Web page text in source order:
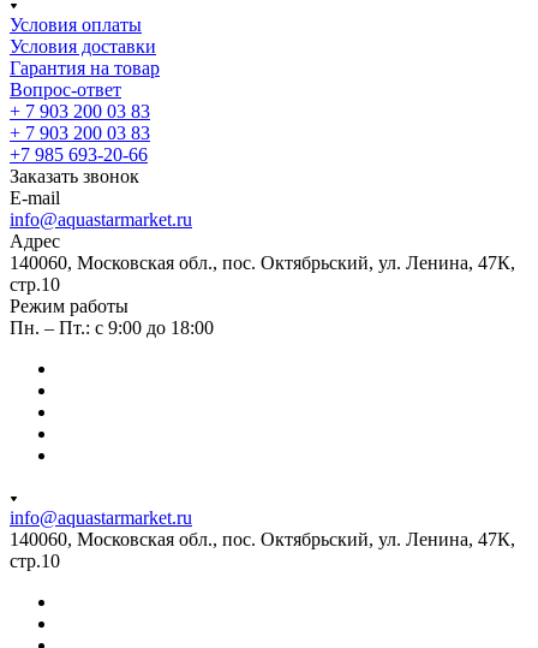
Условия оплаты
Условия доставки
Гарантия на товар
Вопрос-ответ
+ 7 903 200 03 83
+ 7 903 200 03 83
+7 985 693-20-66
Заказать звонок
E-mail
info@aquastarmarket.ru
Адрес
140060, Московская обл., пос. Октябрьский, ул. Ленина, 47К,
стр.10
Режим работы
Пн. – Пт.: с 9:00 до 18:00
info@aquastarmarket.ru
140060, Московская обл., пос. Октябрьский, ул. Ленина, 47К,
стр.10